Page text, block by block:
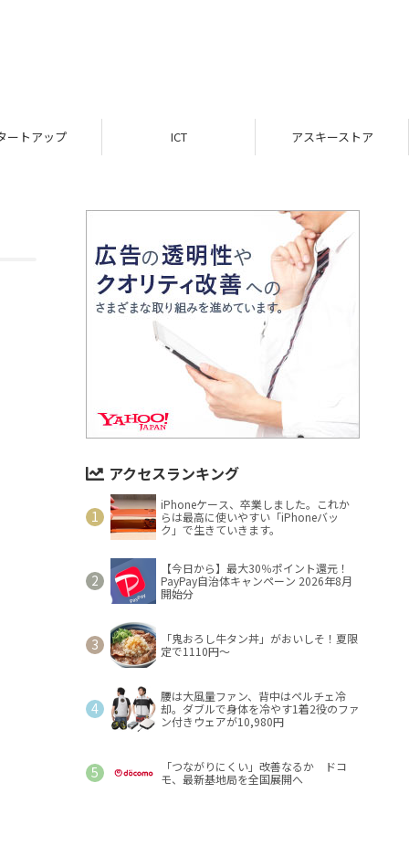
ICT アスキーストア インフォメーション
アクセスランキング
iPhoneケース、卒業しました。これか
らは最高に使いやすい「iPhoneバッ
ク」で生きていきます。
【今日から】最大30％ポイント還元！
PayPay自治体キャンペーン 2026年8月
開始分
「鬼おろし牛タン丼」がおいしそ！夏限
定で1110円～
腰は大風量ファン、背中はペルチェ冷
却。ダブルで身体を冷やす1着2役のファ
ン付きウェアが10,980円
「つながりにくい」改善なるか ドコ
モ、最新基地局を全国展開へ